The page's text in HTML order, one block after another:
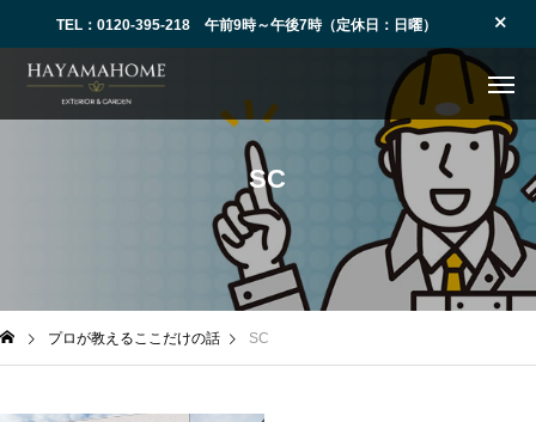
TEL：0120-395-218 午前9時～午後7時（定休日：日曜）
SC
プロが教えるここだけの話 SC